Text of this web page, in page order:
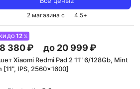
2 магазина с 4.5+
ДО12 %
380 ₽ до 20 999 ₽
Xiaomi Redmi Pad 2 11" 6/128Gb, Mint
[11", IPS, 2560x1600]